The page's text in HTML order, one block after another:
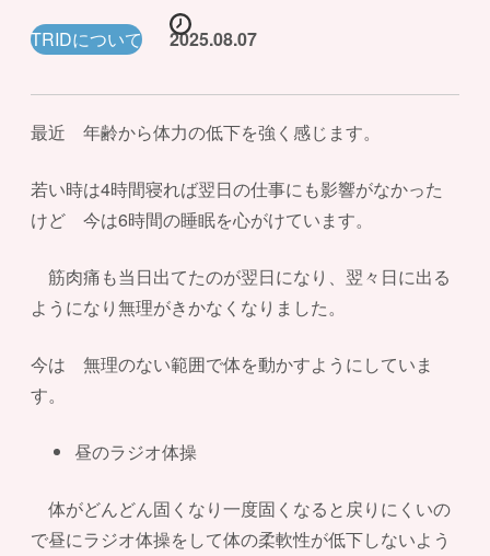
TRIDについて 2025.08.07
最近 年齢から体力の低下を強く感じます。
若い時は4時間寝れば翌日の仕事にも影響がなかった
けど 今は6時間の睡眠を心がけています。
筋肉痛も当日出てたのが翌日になり、翌々日に出る
ようになり無理がきかなくなりました。
今は 無理のない範囲で体を動かすようにしていま
す。
昼のラジオ体操
体がどんどん固くなり一度固くなると戻りにくいの
で昼にラジオ体操をして体の柔軟性が低下しないよう